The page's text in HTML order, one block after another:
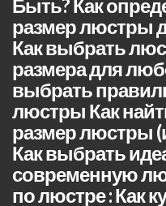
Быть? Как
размер люстры
Как выбрать
размера для
выбрать
люстры Как
размер люстры
Как выбрать
современную
по люстре : Как